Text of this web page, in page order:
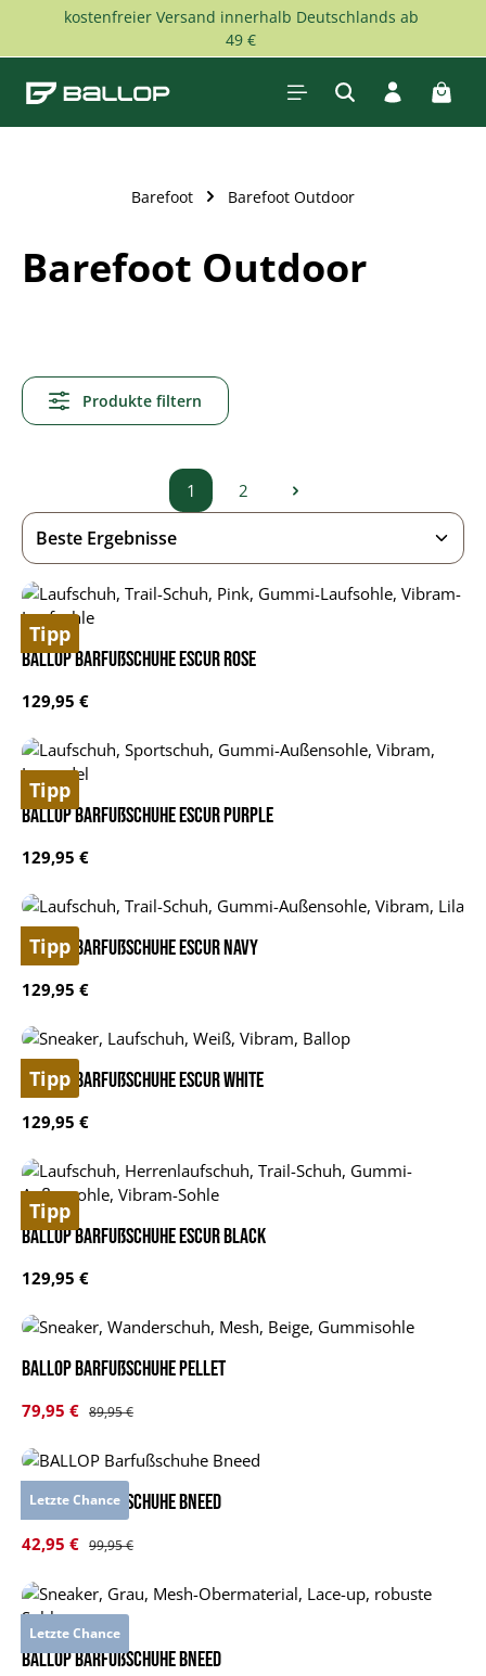
Zum Hauptinhalt springen
kostenfreier Versand innerhalb Deutschlands ab
49 €
Barefoot Barefoot Outdoor
Barefoot Outdoor
Produkte filtern
Seite
1 Seite
2
Tipp
BALLOP Barfußschuhe Escur rose
Regulärer Preis:
129,95 €
Tipp
BALLOP Barfußschuhe Escur purple
Regulärer Preis:
129,95 €
Tipp
BALLOP Barfußschuhe Escur navy
Regulärer Preis:
129,95 €
Tipp
BALLOP Barfußschuhe Escur white
Regulärer Preis:
129,95 €
Tipp
BALLOP Barfußschuhe Escur black
Regulärer Preis:
129,95 €
Ballop Barfußschuhe Pellet
Verkaufspreis:
79,95 € Regulärer Preis:
89,95 €
Letzte Chance
BALLOP Barfußschuhe Bneed
Verkaufspreis:
42,95 € Regulärer Preis:
99,95 €
Letzte Chance
BALLOP Barfußschuhe Bneed